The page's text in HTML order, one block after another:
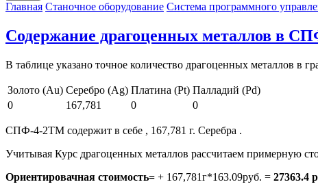
Главная Станочное оборудование Система программного
Содержание драгоценных металлов в
В таблице указано точное количество драгоценных металлов в
Золото (Au) Серебро (Ag) Платина (Pt) Палладий (Pd)
0
167,781 0 0
СПФ-4-2ТМ содержит в себе , 167,781 г. Серебра .
Учитывая Курс драгоценных металлов рассчитаем примерную
Ориентировачная стоимость= + 167,781г*163.09руб. = 27363.4